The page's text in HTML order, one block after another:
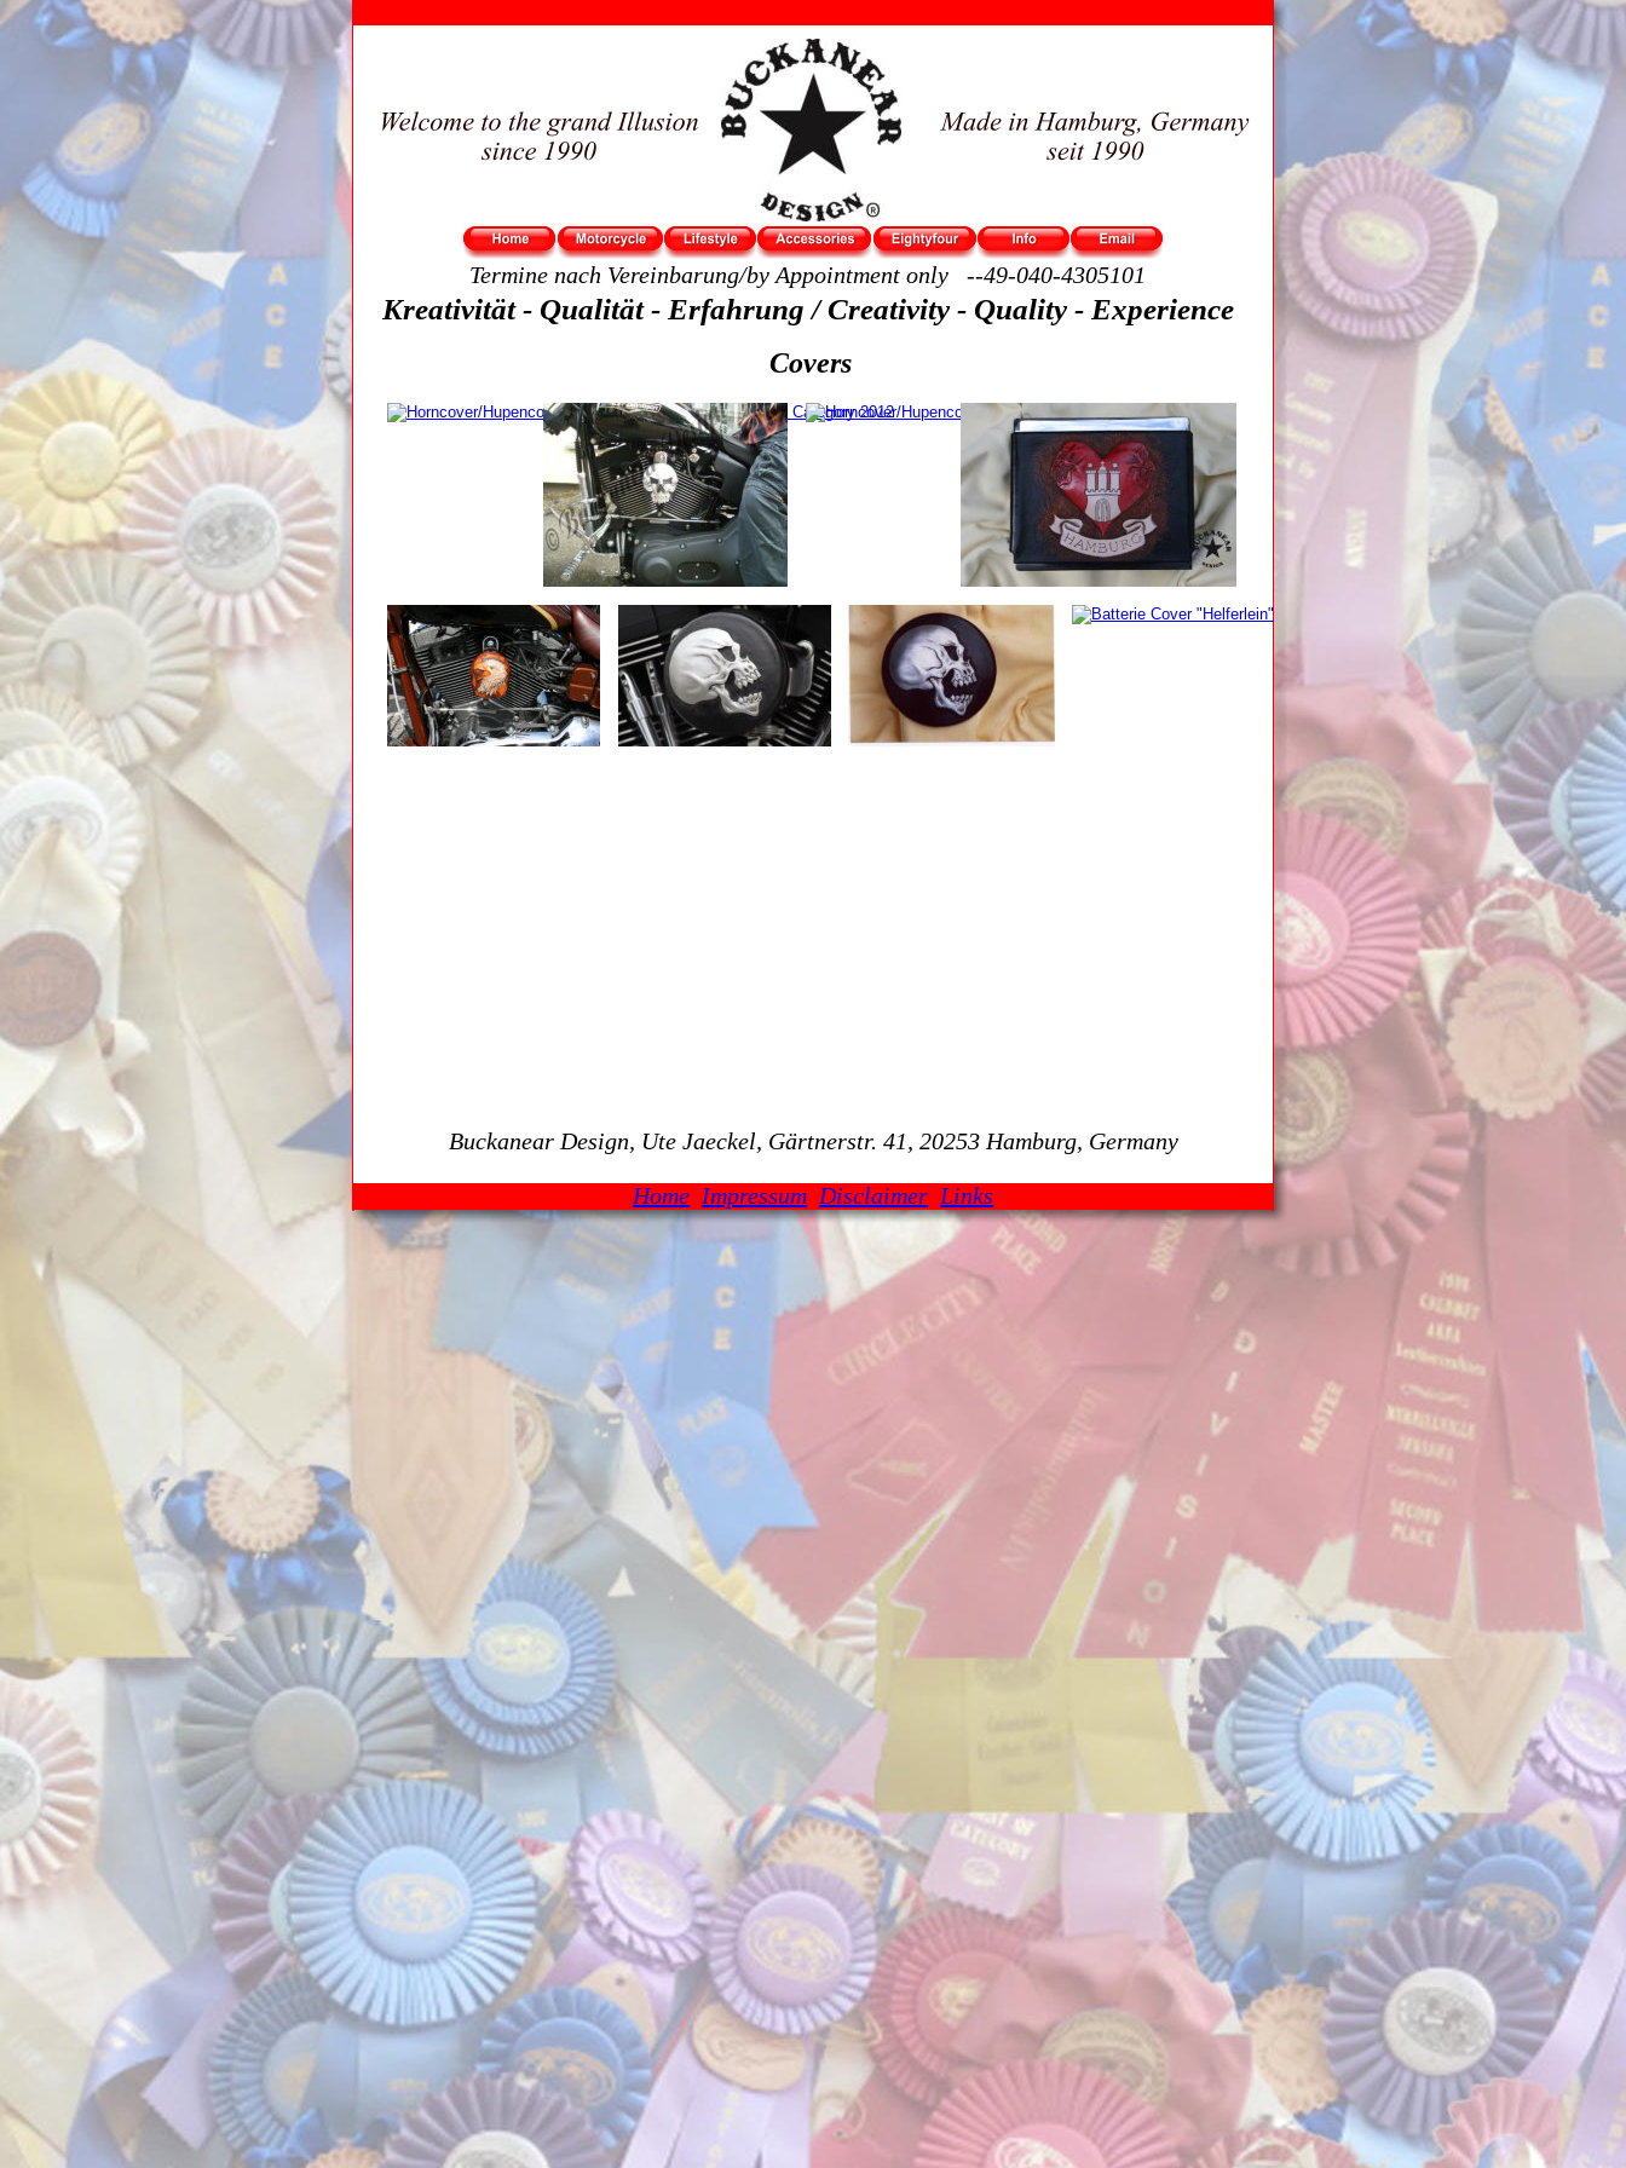
Termine nach Vereinbarung/by Appointment only   --49-040-4305101
Buckanear Design, Ute Jaeckel, Gärtnerstr. 41, 20253 Hamburg, Germany
Kreativität - Qualität - Erfahrung / Creativity - Quality - Experience
Covers
Home Impressum Disclaimer Links